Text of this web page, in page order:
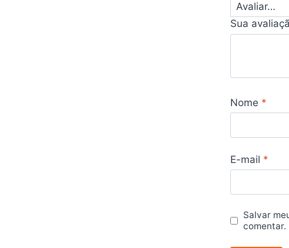
Sua
Nome *
E-mail *
Salvar
comentar.